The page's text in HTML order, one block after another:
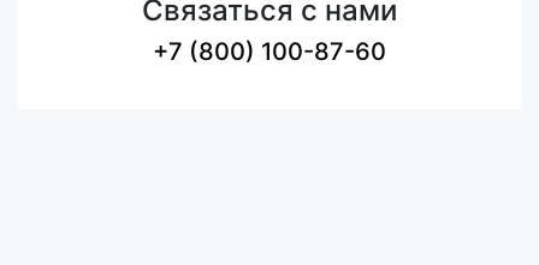
Связаться с нами
+7 (800) 100-87-60